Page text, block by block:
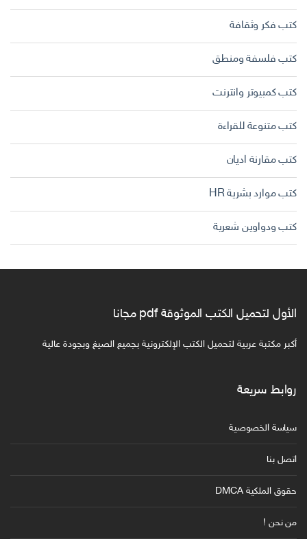
كتب فكر وثقافة
كتب فلسفة ومنطق
كتب كمبيوتر وانترنت
كتب متنوعة للقراءة
كتب مقارنة اديان
كتب موارد بشرية HR
كتب ودواوين شعرية
الأول لتحميل الكتب الموثوقة pdf مجانا
أكبر مكتبة عربية لتحميل الكتب الإلكترونية بجميع الصيغ وبجودة عالية
روابط سريعة
سياسة الخصوصية
اتصل بنا
حقوق الملكية DMCA
من نحن !